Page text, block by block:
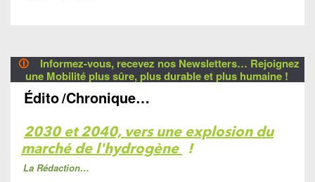
🛈
Informez-vous, recevez nos Newsletters… Rejoignez
une Mobilité plus sûre, plus durable et plus humaine !
Édito/Chronique…
2030 et 2040, vers une explosion du
marché de l'hydrogène !
La Rédaction…